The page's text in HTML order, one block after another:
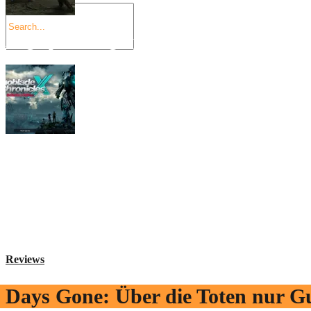
Angespielt: Legacy of Kain: Soul Reaver
Reviews
Days Gone: Über die Toten nur